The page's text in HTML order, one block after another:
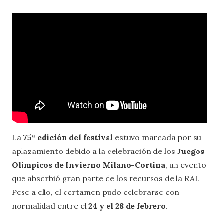
La 75ª edición del festival estuvo marcada por su
aplazamiento debido a la celebración de los Juegos
Olímpicos de Invierno Milano-Cortina, un evento
que absorbió gran parte de los recursos de la RAI.
Pese a ello, el certamen pudo celebrarse con
normalidad entre el 24 y el 28 de febrero.